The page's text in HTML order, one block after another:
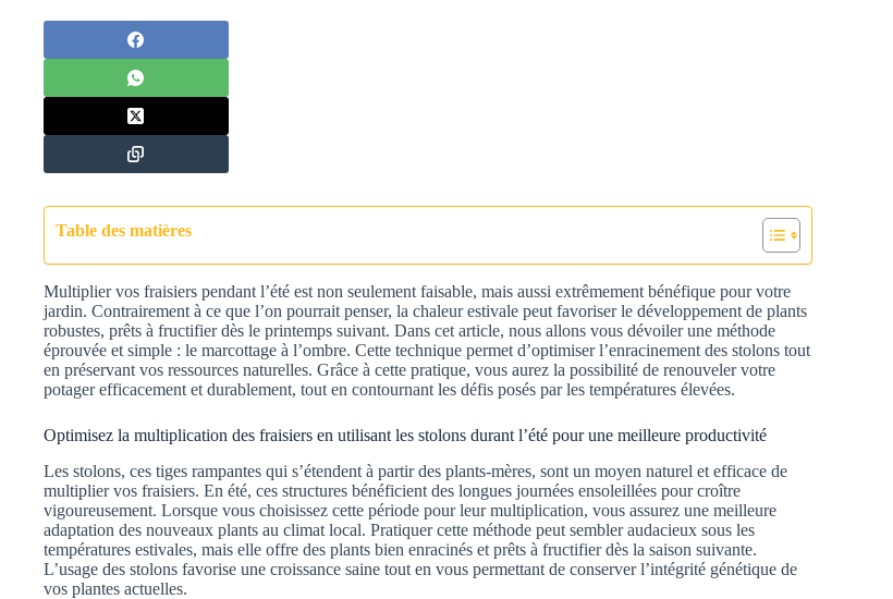
Table des matières
Multiplier vos fraisiers pendant l’été est non seulement faisable, mais aussi extrêmement bénéfique pour votre
jardin. Contrairement à ce que l’on pourrait penser, la chaleur estivale peut favoriser le développement de plants
robustes, prêts à fructifier dès le printemps suivant. Dans cet article, nous allons vous dévoiler une méthode
éprouvée et simple : le marcottage à l’ombre. Cette technique permet d’optimiser l’enracinement des stolons tout
en préservant vos ressources naturelles. Grâce à cette pratique, vous aurez la possibilité de renouveler votre
potager efficacement et durablement, tout en contournant les défis posés par les températures élevées.
Optimisez la multiplication des fraisiers en utilisant les stolons durant l’été pour une meilleure productivité
Les stolons, ces tiges rampantes qui s’étendent à partir des plants-mères, sont un moyen naturel et efficace de
multiplier vos fraisiers. En été, ces structures bénéficient des longues journées ensoleillées pour croître
vigoureusement. Lorsque vous choisissez cette période pour leur multiplication, vous assurez une meilleure
adaptation des nouveaux plants au climat local. Pratiquer cette méthode peut sembler audacieux sous les
températures estivales, mais elle offre des plants bien enracinés et prêts à fructifier dès la saison suivante.
L’usage des stolons favorise une croissance saine tout en vous permettant de conserver l’intégrité génétique de
vos plantes actuelles.